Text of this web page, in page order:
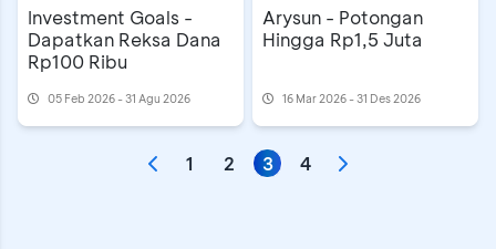
Investment Goals -
Dapatkan Reksa Dana
Rp100 Ribu
05 Feb 2026 - 31 Agu 2026
Arysun - Potongan
Hingga Rp1,5 Juta
16 Mar 2026 - 31 Des 2026
1 2 3 4